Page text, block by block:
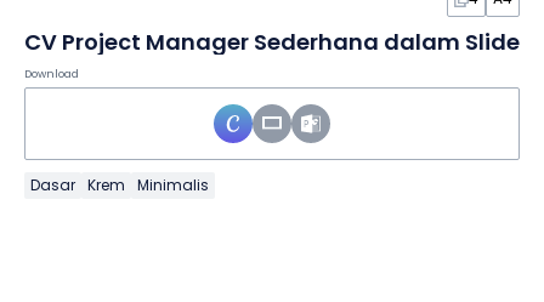
CV Project Manager Sederhana dalam Slide
Download
Dasar Krem Minimalis